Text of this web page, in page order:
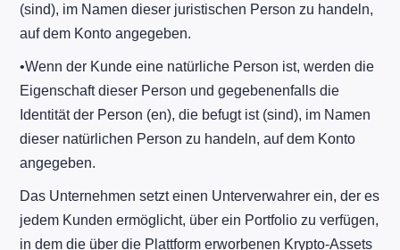
(sind), im Namen dieser juristischen Person zu handeln,
auf dem Konto angegeben.
​•​Wenn der Kunde eine natürliche Person ist, werden die
Eigenschaft dieser Person und gegebenenfalls die
Identität der Person (en), die befugt ist (sind), im Namen
dieser natürlichen Person zu handeln, auf dem Konto
angegeben.
Das Unternehmen setzt einen Unterverwahrer ein, der es
jedem Kunden ermöglicht, über ein Portfolio zu verfügen,
in dem die über die Plattform erworbenen Krypto-Assets